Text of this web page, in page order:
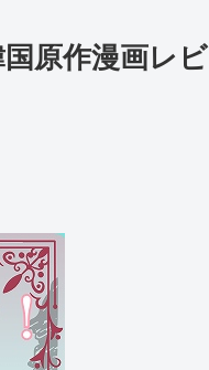
原作漫画レビ